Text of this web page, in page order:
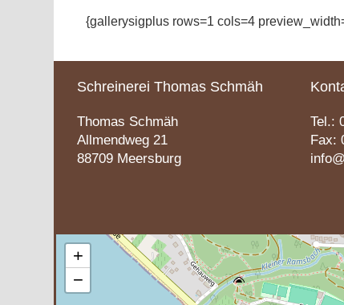
{gallerysigplus rows=1 cols=4
Schreinerei Thomas Schmäh
Thomas Schmäh
Allmendweg 21
88709 Meersburg
Tel.:
Fax:
+
−